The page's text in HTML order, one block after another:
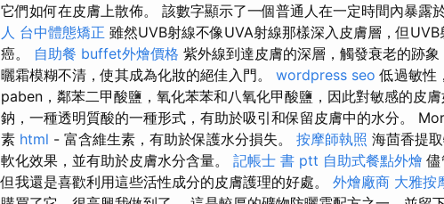
它們如何在皮膚上散佈。 該數字顯示了一個普通人在一定時間內暴露
人 台中體態矯正 雖然UVB射線不像UVA射線那樣深入皮膚層，但
癌。 自助餐 buffet外燴價格 紫外線到達皮膚的深層，觸發衰老的跡象
曬霜模糊不清，使其成為化妝的絕佳入門。 wordpress seo 低過敏性
paben，鄰苯二甲酸鹽，氧化苯苯和八氧化甲酸鹽，因此對敏感的皮膚
鈉，一種透明質酸的一種形式，有助於吸引和保留皮膚中的水分。
素 html - 富含維生素，有助於保護水分損失。 按摩師執照 海茴香提
軟化效果，並有助於皮膚水分含量。 記帳士 書 ptt 自助式餐點外燴 儘
但我還是喜歡利用這些活性成分的皮膚護理的好處。 外燴廠商 大雅按